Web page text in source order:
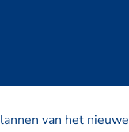
van het nieuwe